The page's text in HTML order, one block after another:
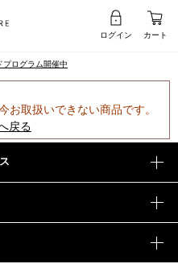
ログイン カート
プログラム開催中
お取扱いできない商品です。
戻る